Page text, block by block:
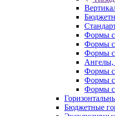
Формы с
Формы с
Формы с
Ангелы,
Формы с
Формы с
Формы
Бюджетные